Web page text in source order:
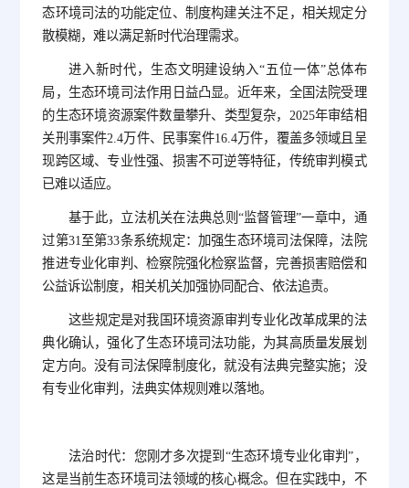
态环境司法的功能定位、制度构建关注不足，相关规定分
散模糊，难以满足新时代治理需求。
进入新时代，生态文明建设纳入“五位一体”总体布
局，生态环境司法作用日益凸显。近年来，全国法院受理
的生态环境资源案件数量攀升、类型复杂，2025年审结相
关刑事案件2.4万件、民事案件16.4万件，覆盖多领域且呈
现跨区域、专业性强、损害不可逆等特征，传统审判模式
已难以适应。
基于此，立法机关在法典总则“监督管理”一章中，通
过第31至第33条系统规定：加强生态环境司法保障，法院
推进专业化审判、检察院强化检察监督，完善损害赔偿和
公益诉讼制度，相关机关加强协同配合、依法追责。
这些规定是对我国环境资源审判专业化改革成果的法
典化确认，强化了生态环境司法功能，为其高质量发展划
定方向。没有司法保障制度化，就没有法典完整实施；没
有专业化审判，法典实体规则难以落地。
法治时代：您刚才多次提到“生态环境专业化审判”，
这是当前生态环境司法领域的核心概念。但在实践中，不